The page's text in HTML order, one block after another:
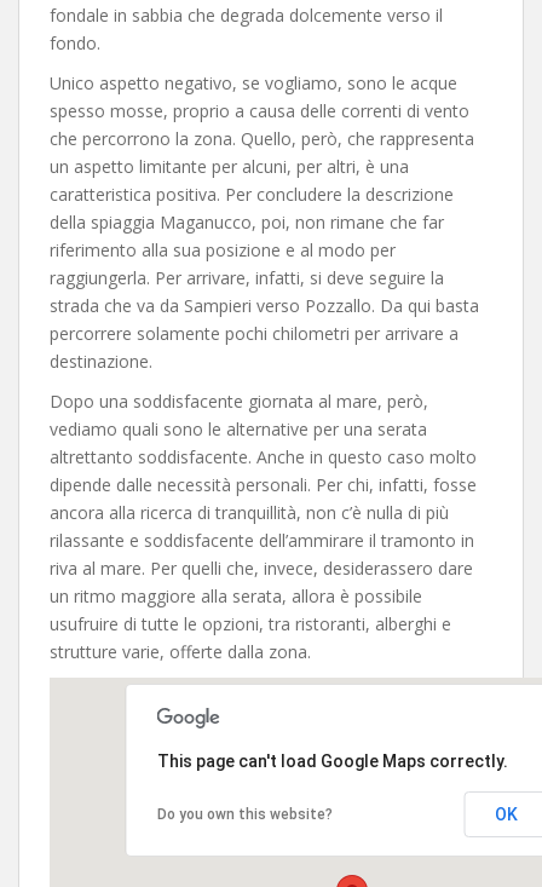
fondale in sabbia che degrada dolcemente verso il
fondo.
Unico aspetto negativo, se vogliamo, sono le acque
spesso mosse, proprio a causa delle correnti di vento
che percorrono la zona. Quello, però, che rappresenta
un aspetto limitante per alcuni, per altri, è una
caratteristica positiva. Per concludere la descrizione
della spiaggia Maganucco, poi, non rimane che far
riferimento alla sua posizione e al modo per
raggiungerla. Per arrivare, infatti, si deve seguire la
strada che va da Sampieri verso Pozzallo. Da qui basta
percorrere solamente pochi chilometri per arrivare a
destinazione.
Dopo una soddisfacente giornata al mare, però,
vediamo quali sono le alternative per una serata
altrettanto soddisfacente. Anche in questo caso molto
dipende dalle necessità personali. Per chi, infatti, fosse
ancora alla ricerca di tranquillità, non c’è nulla di più
rilassante e soddisfacente dell’ammirare il tramonto in
riva al mare. Per quelli che, invece, desiderassero dare
un ritmo maggiore alla serata, allora è possibile
usufruire di tutte le opzioni, tra ristoranti, alberghi e
strutture varie, offerte dalla zona.
This page can't load Google Maps correctly.
Do you own this website? OK